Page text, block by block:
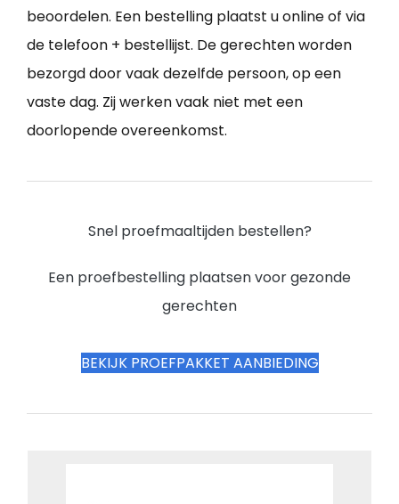
beoordelen. Een bestelling plaatst u online of via
de telefoon + bestellijst. De gerechten worden
bezorgd door vaak dezelfde persoon, op een
vaste dag. Zij werken vaak niet met een
doorlopende overeenkomst.
Snel proefmaaltijden bestellen?
Een proefbestelling plaatsen voor gezonde
gerechten
BEKIJK PROEFPAKKET AANBIEDING